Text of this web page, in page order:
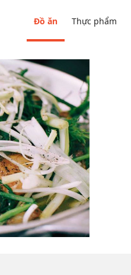
Đồ ăn Thực phẩm